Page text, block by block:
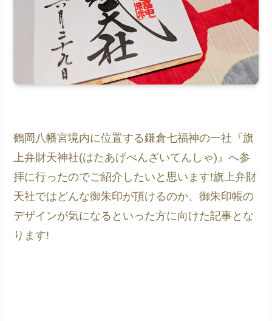
鶴岡八幡宮境内に位置する鎌倉七福神の一社『旗
上弁財天神社(はたあげべんざいてんしゃ)』へ参
拝に行ったのでご紹介したいと思います!旗上弁財
天社ではどんな御朱印が頂けるのか、御朱印帳の
デザインが気になるといった方に向けた記事とな
ります!